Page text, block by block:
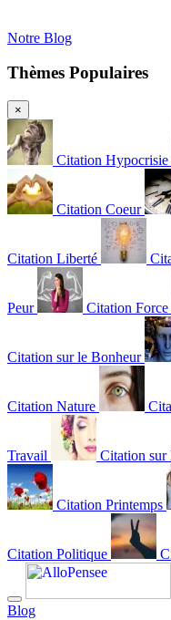
Notre Blog
Thèmes Populaires
×
Citation Hypocrisie
Citation Coeur
Citation Liberté
Peur Citation Force
Citation sur le Bonheur
Citation Nature
Travail Citation sur
Citation Printemps
Citation Politique
Blog